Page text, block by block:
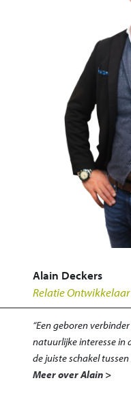
Alain Deckers
Relatie Ontwikkelaar
“Een geboren
natuurlijke interesse in
de juiste schakel
Meer over Alain >